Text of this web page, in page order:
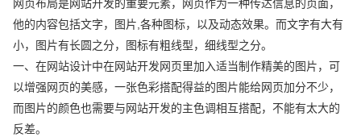
网页布局是网站开发的重要元素，网页作为一种传达信息的页面，
他的内容包括文字，图片,各种图标，以及动态效果。而文字有大有
小，图片有长圆之分，图标有粗线型，细线型之分。
一、在网站设计中在网站开发网页里加入适当制作精美的图片，可
以增强网页的美感，一张色彩搭配得益的图片能给网页加分不少，
而图片的颜色也需要与网站开发的主色调相互搭配，不能有太大的
反差。